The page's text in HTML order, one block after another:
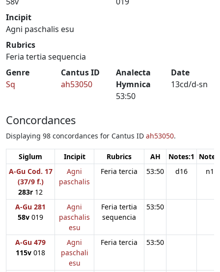
Incipit
Agni paschalis esu
Rubrics
Feria tertia sequencia
Genre
Sq
Cantus ID
ah53050
Analecta
Hymnica
53:50
Date
13cd/d-sn
Concordances
Displaying 98 concordances for Cantus ID ah53050.
Siglum Incipit Rubrics AH Notes:1
A-Gu Cod. 17
(37/9 f.)
283r 12
Agni
paschalis
Feria tercia 53:50 d16 n11
A-Gu 281
58v 019
Agni
paschalis
esu
Feria tertia
sequencia
53:50
A-Gu 479
115v 018
Agni
paschali
esu
Feria tercia 53:50